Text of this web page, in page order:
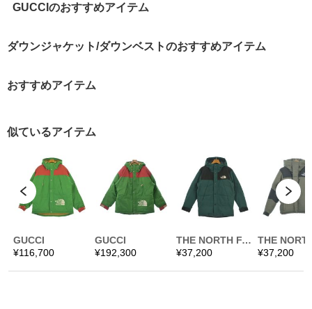
GUCCIのおすすめアイテム
ダウンジャケット/ダウンベストのおすすめアイテム
おすすめアイテム